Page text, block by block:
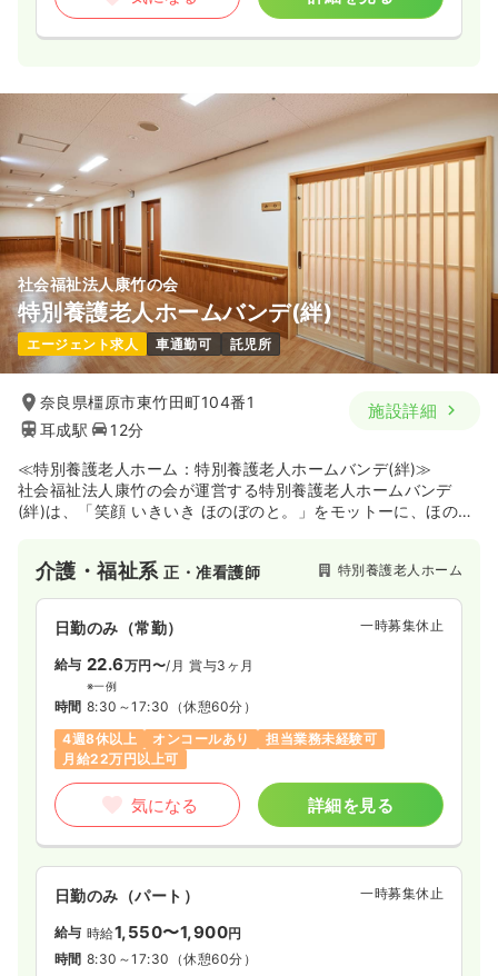
社会福祉法人康竹の会
特別養護老人ホームバンデ(絆)
エージェント求人 車通勤可 託児所
奈良県橿原市東竹田町104番1
耳成駅
12分
施設詳細
≪特別養護老人ホーム：特別養護老人ホームバンデ(絆)≫
社会福祉法人康竹の会が運営する特別養護老人ホームバンデ
(絆)は、「笑顔 いきいき ほのぼのと。」をモットーに、ほのぼ
者様が心地よく、自分らしく毎日を過ごせるような温かいケア
を大切にしています。
介護・福祉系正・准看護師 特別養護老人ホーム
日勤のみ（常勤） 一時募集休止
給与 22.6万円〜/月 賞与3ヶ月
※一例
時間 8:30～17:30 （休憩60分）
4週8休以上
オンコールあり
担当業務未経験可
月給22万円以上可
気になる 詳細を見る
日勤のみ（パート） 一時募集休止
給与 時給1,550〜1,900円
時間 8:30～17:30 （休憩60分）